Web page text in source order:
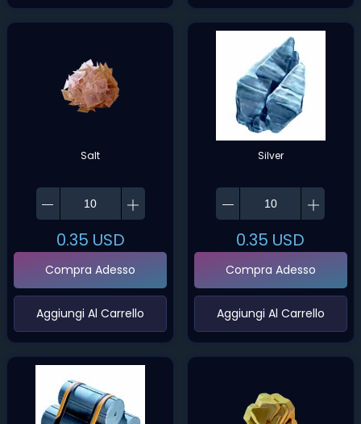
Salt
0.35 USD
Compra Adesso
‌Aggiungi Al Carrello‌
Silver
0.35 USD
Compra Adesso
‌Aggiungi Al Carrello‌